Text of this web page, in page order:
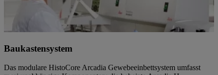
Baukastensystem
Das modulare HistoCore Arcadia Gewebeeinbettsystem umfasst